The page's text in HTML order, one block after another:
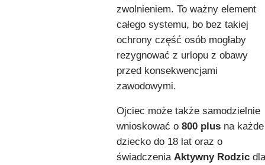
zwolnieniem. To ważny element
całego systemu, bo bez takiej
ochrony część osób mogłaby
rezygnować z urlopu z obawy
przed konsekwencjami
zawodowymi.
Ojciec może także samodzielnie
wnioskować o 800 plus na każde
dziecko do 18 lat oraz o
świadczenia Aktywny Rodzic dla